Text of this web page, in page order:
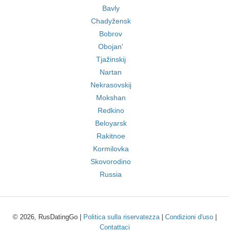
Bavly
Chadyžensk
Bobrov
Obojan'
Tjažinskij
Nartan
Nekrasovskij
Mokshan
Redkino
Beloyarsk
Rakitnoe
Kormilovka
Skovorodino
Russia
© 2026, RusDatingGo | Politica sulla riservatezza| Condizioni d'uso|
Contattaci